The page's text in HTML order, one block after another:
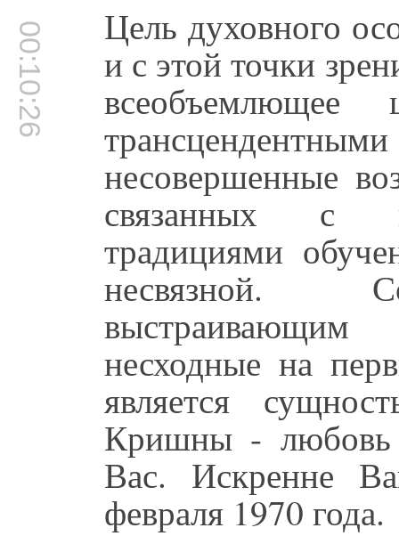
00:10:26 Цель духовного
и с этой точки
несовершенные
связанных с
традициями
несвязной.
несходные на
является
Кришны - любовь
Вас. Искренне
февраля 1970 года.